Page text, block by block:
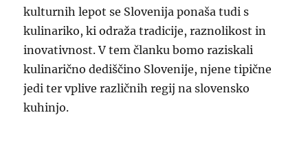
kulturnih lepot se Slovenija ponaša tudi s
kulinariko, ki odraža tradicije, raznolikost in
inovativnost. V tem članku bomo raziskali
kulinarično dediščino Slovenije, njene tipične
jedi ter vplive različnih regij na slovensko
kuhinjo.